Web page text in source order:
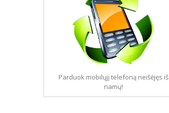
Parduok mobilųjį telefoną neišėjęs iš
namų!